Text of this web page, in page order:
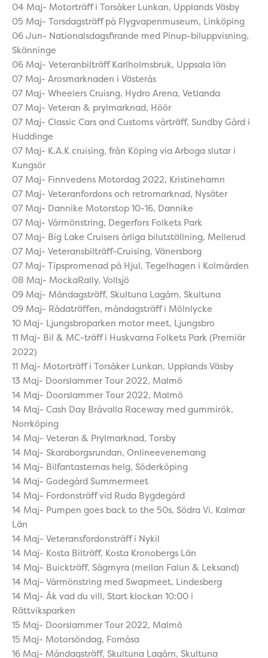
04 Maj- Motorträff i Torsåker Lunkan, Upplands Väsby
05 Maj- Torsdagsträff på Flygvapenmuseum, Linköping
06 Jun- Nationalsdagsfirande med Pinup-biluppvisning,
Skänninge
06 Maj- Veteranbilträff Karlholmsbruk, Uppsala län
07 Maj- Arosmarknaden i Västerås
07 Maj- Wheelers Cruisng, Hydro Arena, Vetlanda
07 Maj- Veteran & prylmarknad, Höör
07 Maj- Classic Cars and Customs vårträff, Sundby Gård i
Huddinge
07 Maj- K.A.K cruising, från Köping via Arboga slutar i
Kungsör
07 Maj- Finnvedens Motordag 2022, Kristinehamn
07 Maj- Veteranfordons och retromarknad, Nysäter
07 Maj- Dannike Motorstop 10-16, Dannike
07 Maj- Vårmönstring, Degerfors Folkets Park
07 Maj- Big Lake Cruisers årliga bilutställning, Mellerud
07 Maj- Veteransbilträff-Cruising, Vänersborg
07 Maj- Tipspromenad på Hjul, Tegelhagen i Kolmården
08 Maj- MockaRally, Vollsjö
09 Maj- Måndagsträff, Skultuna Lagårn, Skultuna
09 Maj- Rådaträffen, måndagsträff i Mölnlycke
10 Maj- Ljungsbroparken motor meet, Ljungsbro
11 Maj- Bil & MC-träff i Huskvarna Folkets Park (Premiär
2022)
11 Maj- Motorträff i Torsåker Lunkan, Upplands Väsby
13 Maj- Doorslammer Tour 2022, Malmö
14 Maj- Doorslammer Tour 2022, Malmö
14 Maj- Cash Day Bråvalla Raceway med gummirök,
Norrköping
14 Maj- Veteran & Prylmarknad, Torsby
14 Maj- Skaraborgsrundan, Onlineevenemang
14 Maj- Bilfantasternas helg, Söderköping
14 Maj- Godegård Summermeet
14 Maj- Fordonsträff vid Ruda Bygdegård
14 Maj- Pumpen goes back to the 50s, Södra Vi, Kalmar
Län
14 Maj- Veteransfordonsträff i Nykil
14 Maj- Kosta Bilträff, Kosta Kronobergs Län
14 Maj- Buickträff, Sågmyra (mellan Falun & Leksand)
14 Maj- Vårmönstring med Swapmeet, Lindesberg
14 Maj- Åk vad du vill, Start klockan 10:00 i
Rättviksparken
15 Maj- Doorslammer Tour 2022, Malmö
15 Maj- Motorsöndag, Fornåsa
16 Maj- Måndagsträff, Skultuna Lagårn, Skultuna